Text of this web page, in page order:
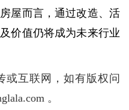
屋而言，通过改造、活
价值仍将成为未来行业
或互联网，如有版权问
。